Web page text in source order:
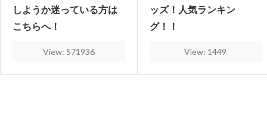
しようか迷っている方は
こちらへ！
View: 571936
ッズ！人気ランキン
グ！！
View: 1449